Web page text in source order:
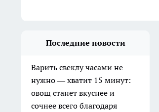
Последние новости
Варить свеклу часами не
нужно — хватит 15 минут:
овощ станет вкуснее и
сочнее всего благодаря